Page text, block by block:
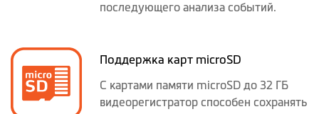
последующего анализа событий.
Поддержка карт microSD
С картами памяти microSD до 32 ГБ
видеорегистратор способен сохранять